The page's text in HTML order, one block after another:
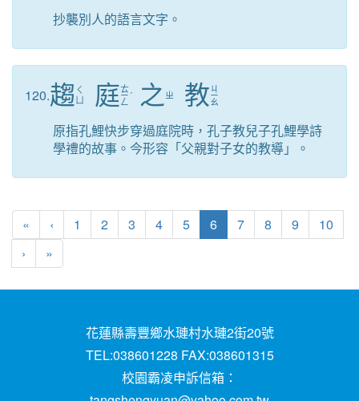
抄襲別人的語言文字。
120.趨 ㄑ
庭ㄊ
ㄧ
ㄥ
ˊ 之 ㄓ 教 ㄐ
ㄧ
ㄠ
原指孔鯉快步穿過庭院時，孔子教兒子孔鯉學詩
學禮的故事。今形容「父親對子女的教導」。
« 第一頁
‹ 上一頁
1 2 3 4 5 6(目前頁次)
7 8 9
10
› 下一頁
»
花蓮縣壽豐鄉水璉村水璉2街20號
TEL:038601228 FAX:038601315
校園霸凌申訴信箱：